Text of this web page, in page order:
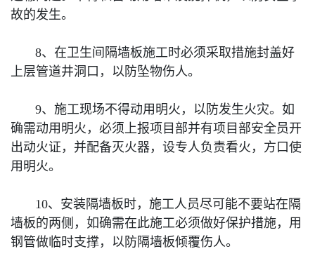
故的发生。
8、在卫生间隔墙板施工时必须采取措施封盖好
上层管道井洞口，以防坠物伤人。
9、施工现场不得动用明火，以防发生火灾。如
确需动用明火，必须上报项目部并有项目部安全员开
出动火证，并配备灭火器，设专人负责看火，方口使
用明火。
10、安装隔墙板时，施工人员尽可能不要站在隔
墙板的两侧，如确需在此施工必须做好保护措施，用
钢管做临时支撑，以防隔墙板倾覆伤人。